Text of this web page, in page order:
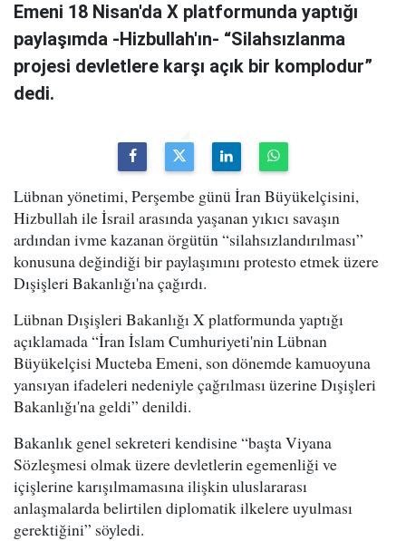
Emeni 18 Nisan'da X platformunda yaptığı
paylaşımda -Hizbullah'ın- “Silahsızlanma
projesi devletlere karşı açık bir komplodur”
dedi.
Lübnan yönetimi, Perşembe günü İran Büyükelçisini,
Hizbullah ile İsrail arasında yaşanan yıkıcı savaşın
ardından ivme kazanan örgütün “silahsızlandırılması”
konusuna değindiği bir paylaşımını protesto etmek üzere
Dışişleri Bakanlığı'na çağırdı.
Lübnan Dışişleri Bakanlığı X platformunda yaptığı
açıklamada “İran İslam Cumhuriyeti'nin Lübnan
Büyükelçisi Mucteba Emeni, son dönemde kamuoyuna
yansıyan ifadeleri nedeniyle çağrılması üzerine Dışişleri
Bakanlığı'na geldi” denildi.
Bakanlık genel sekreteri kendisine “başta Viyana
Sözleşmesi olmak üzere devletlerin egemenliği ve
içişlerine karışılmamasına ilişkin uluslararası
anlaşmalarda belirtilen diplomatik ilkelere uyulması
gerektiğini” söyledi.